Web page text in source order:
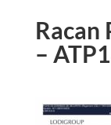
Racan
–